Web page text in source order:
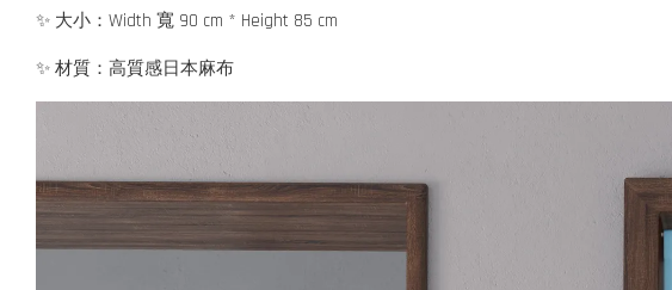
✨ 大小：Width 寬 90 cm * Height 85 cm
✨ 材質：高質感日本麻布